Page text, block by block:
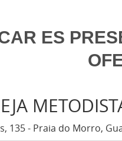
ES
135 - Praia do Morro,